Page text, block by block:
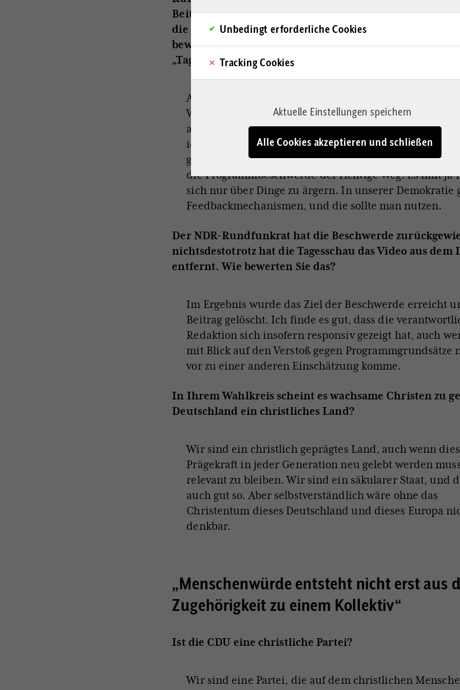
Beitrags der „Tagesschau“ zum Thema christliche
die sich zu ihrem Glauben bekennen. Was hat Sie zu
bewogen? Schließlich war das nicht der erste Ausfall
„Tagesschau“.
Auf den
Wahlkreis aufmerksam und habe mir das dann selbst
angeschaut. Wie in der Programmbeschwerde
ich der Überzeugung, dass das einseitige Framing des
gegen den Rundfunkstaatsvertrag verstößt. In so einem
die Programmbeschwerde der richtige Weg. Es hilft ja
sich nur über Dinge zu ärgern. In unserer Demokratie
Feedbackmechanismen, und die sollte man nutzen.
Der NDR-Rundfunkrat hat die Beschwerde
nichtsdestotrotz hat die Tagesschau das Video aus dem
entfernt. Wie bewerten Sie das?
Im Ergebnis wurde das Ziel der Beschwerde erreicht
Beitrag gelöscht. Ich finde es gut, dass die
Redaktion sich insofern responsiv gezeigt hat, auch
mit Blick auf den Verstoß gegen Programmgrundsätze
vor zu einer anderen Einschätzung komme.
In Ihrem Wahlkreis scheint es wachsame Christen zu
Deutschland ein christliches Land?
Wir sind ein christlich geprägtes Land, auch wenn
Prägekraft in jeder Generation neu gelebt werden
relevant zu bleiben. Wir sind ein säkularer Staat, und
auch gut so. Aber selbstverständlich wäre ohne das
Christentum dieses Deutschland und dieses Europa
denkbar.
„Menschenwürde entsteht nicht erst aus
Zugehörigkeit zu einem Kollektiv“
Ist die CDU eine christliche Partei?
Wir sind eine Partei, die auf dem christlichen
Unbedingt erforderliche Cookies
Tracking Cookies
Aktuelle Einstellungen speichern
Alle Cookies akzeptieren und schließen